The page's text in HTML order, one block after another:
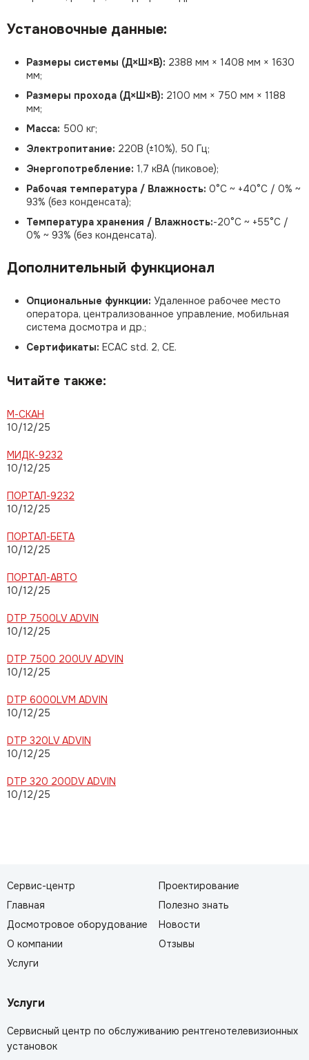
Установочные данные:
Размеры системы (Д×Ш×В): 2388 мм × 1408 мм × 1630
мм;
Размеры прохода (Д×Ш×В): 2100 мм × 750 мм × 1188
мм;
Масса: 500 кг;
Электропитание: 220В (±10%), 50 Гц;
Энергопотребление: 1,7 кВА (пиковое);
Рабочая температура / Влажность: 0°C ~ +40°C / 0% ~
93% (без конденсата);
Температура хранения / Влажность:-20°C ~ +55°C /
0% ~ 93% (без конденсата).
Дополнительный функционал
Опциональные функции: Удаленное рабочее место
оператора, централизованное управление, мобильная
система досмотра и др.;
Сертификаты: ECAC std. 2, CE.
Читайте также:
М-СКАН
10/12/25
МИДК-9232
10/12/25
ПОРТАЛ-9232
10/12/25
ПОРТАЛ-БЕТА
10/12/25
ПОРТАЛ-АВТО
10/12/25
DTP 7500LV ADVIN
10/12/25
DTP 7500 200UV ADVIN
10/12/25
DTP 6000LVM ADVIN
10/12/25
DTP 320LV ADVIN
10/12/25
DTP 320 200DV ADVIN
10/12/25
Сервис-центр
Главная
Досмотровое оборудование
О компании
Услуги
Проектирование
Полезно знать
Новости
Отзывы
Услуги
Сервисный центр по обслуживанию рентгенотелевизионных
установок